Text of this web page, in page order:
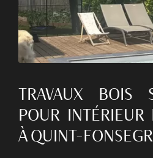
TRAVAUX BOIS
POUR INTÉRIEUR
À QUINT-